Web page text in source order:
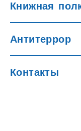
Книжная
Антитеррор
Контакты